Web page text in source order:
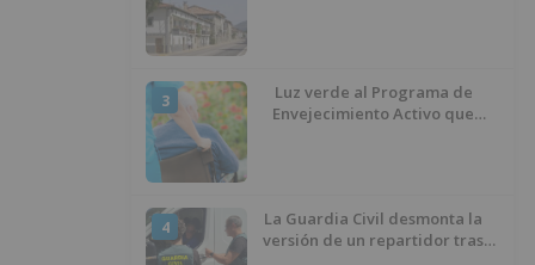
3
Luz verde al Programa de
Envejecimiento Activo que
4
La Guardia Civil desmonta la
versión de un repartidor tras